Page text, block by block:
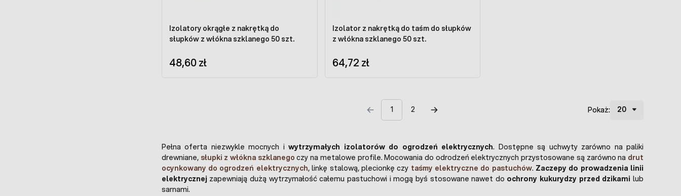
Izolatory okrągłe z nakrętką do
słupków z włókna szklanego 50 szt.
48,60 zł
Izolator z nakrętką do taśm do słupków
z włókna szklanego 50 szt.
64,72 zł
1 2 Pokaż:
Pełna oferta niezwykle mocnych iwytrzymałych izolatorów do ogrodzeń elektrycznych. Dostępne są uchwyty zarówno na paliki
drewniane, słupki z włókna szklanego czy na metalowe profile. Mocowania do odrodzeń elektrycznych przystosowane są zarówno na drut
ocynkowany do ogrodzeń elektrycznych, linkę stalową, plecionkę czy taśmy elektryczne do pastuchów. Zaczepy do prowadzenia linii
elektrycznej zapewniają dużą wytrzymałość całemu pastuchowi i mogą byś stosowane nawet do ochrony kukurydzy przed dzikami lub
sarnami.